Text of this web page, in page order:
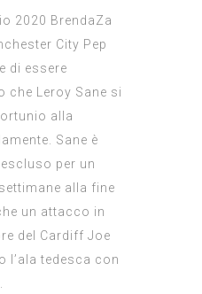
2020 BrendaZa
City Pep
di essere
che Leroy Sane si
alla
Sane è
per un
alla fine
un attacco in
del Cardiff Joe
l’ala tedesca con